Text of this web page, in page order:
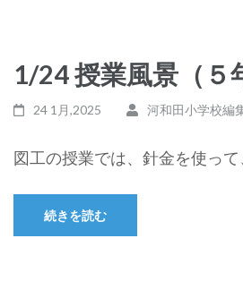
1/24 授業風景（５
24 1月,2025 河和田小学校編
図工の授業では、針金を使っ
続きを読む